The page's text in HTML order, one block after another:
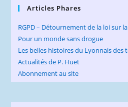
Articles Phares
RGPD – Détournement de la loi sur
Pour un monde sans drogue
Les belles histoires du Lyonnais des
Actualités de P. Huet
Abonnement au site